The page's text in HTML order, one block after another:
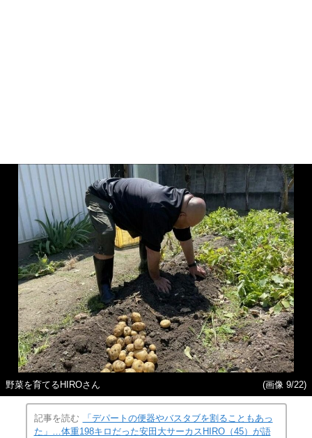
野菜を育てるHIROさん (画像 9/22)
記事を読む
「デパートの便器やバスタブを割ることもあっ
た」…体重198キロだった安田大サーカスHIRO（45）が語